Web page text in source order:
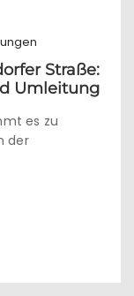
Straße:
Umleitung
es zu
der